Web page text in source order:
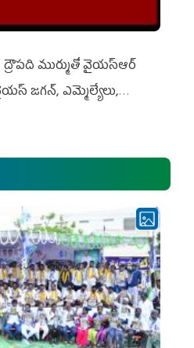
ద్రౌప‌ది ముర్ముతో వైయ‌స్ఆర్
జ‌గ‌న్, ఎమ్మెల్యేలు,